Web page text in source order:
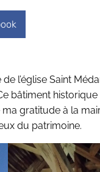
l’église Saint
bâtiment
gratitude à la
du patrimoine.